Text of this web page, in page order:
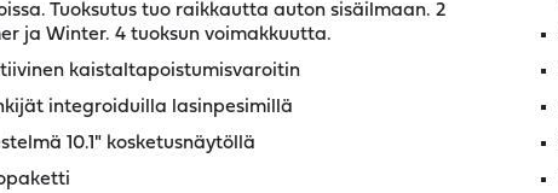
Tuoksutus tuo raikkautta auton sisäilmaan. 2
ja Winter. 4 tuoksun voimakkuutta.
kaistaltapoistumisvaroitin
integroiduilla lasinpesimillä
10.1" kosketusnäytöllä